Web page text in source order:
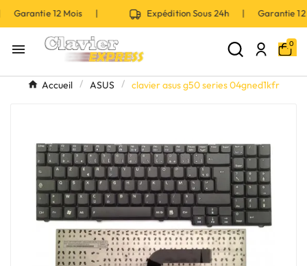
Garantie 12 Mois | Expédition Sous 24h | Garantie
 0
Accueil ASUS clavier asus g50 series 04gned1kfr